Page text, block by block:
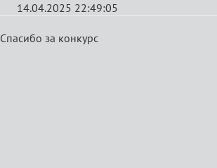
14.04.2025 22:49:05
Re:
Спасибо за конкурс